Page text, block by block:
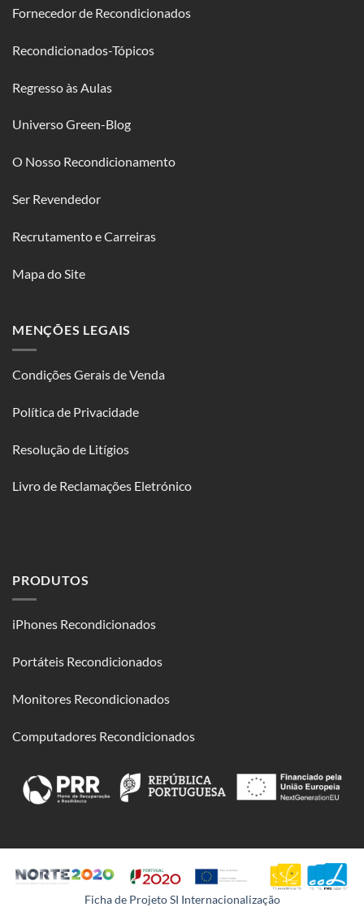
Fornecedor de Recondicionados
Recondicionados-Tópicos
Regresso às Aulas
Universo Green-Blog
O Nosso Recondicionamento
Ser Revendedor
Recrutamento e Carreiras
Mapa do Site
MENÇÕES LEGAIS
Condições Gerais de Venda
Política de Privacidade
Resolução de Litígios
Livro de Reclamações Eletrónico
PRODUTOS
iPhones Recondicionados
Portáteis Recondicionados
Monitores Recondicionados
Computadores Recondicionados
Ficha de Projeto SI Internacionalização